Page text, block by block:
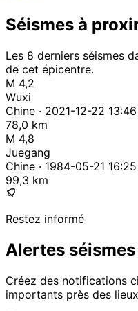
Séismes à
Les 8 derniers séismes
de cet épicentre.
M 4,2
Wuxi
Chine · 2021-12-22
78,0 km
M 4,8
Juegang
Chine · 1984-05-21
99,3 km
Restez informé
Alertes séismes
Créez des notifications
importants près des